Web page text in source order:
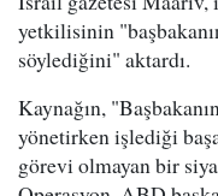
yetkilisinin
söylediğini" aktardı.
Kaynağın,
yönetirken işlediği
görevi olmayan bir